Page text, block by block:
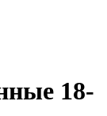
18-